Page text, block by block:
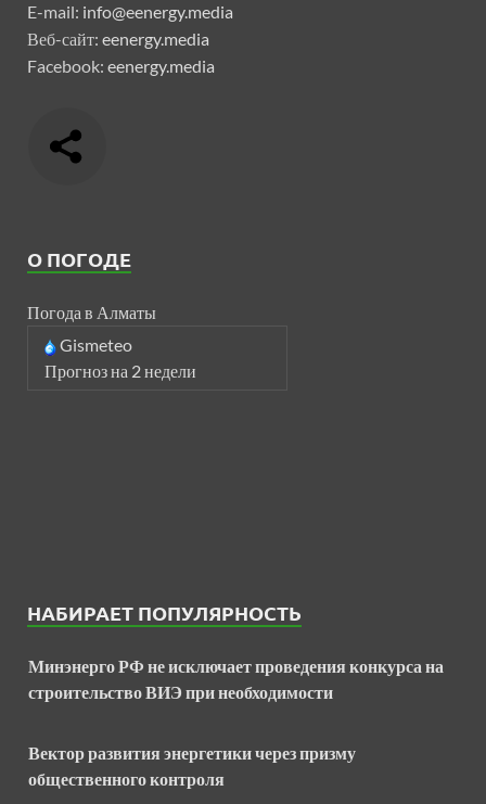
E-mail: info@eenergy.media
Веб-сайт: eenergy.media
Facebook: eenergy.media
О ПОГОДЕ
Погода в Алматы
Gismeteo
Прогноз на 2 недели
НАБИРАЕТ ПОПУЛЯРНОСТЬ
Минэнерго РФ не исключает проведения конкурса на
строительство ВИЭ при необходимости
Вектор развития энергетики через призму
общественного контроля